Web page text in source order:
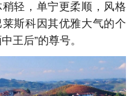
轻，单宁更柔顺，风格
斯科因其优雅大气的个
王后”的尊号。